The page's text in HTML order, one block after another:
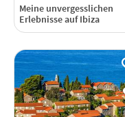
Meine unvergesslichen
Erlebnisse auf Ibiza